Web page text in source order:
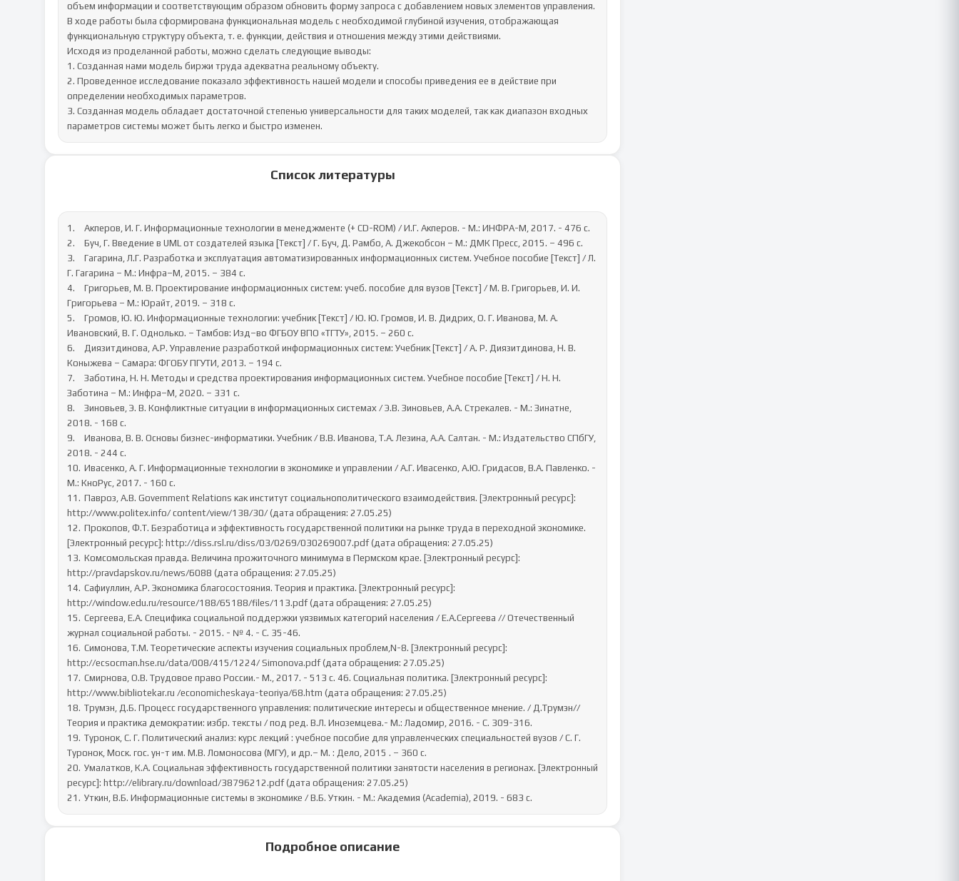
объем информации и соответствующим образом обновить форму запроса с добавлением новых элементов управления.
В ходе работы была сформирована функциональная модель с необходимой глубиной изучения, отображающая
функциональную структуру объекта, т. е. функции, действия и отношения между этими действиями.
Исходя из проделанной работы, можно сделать следующие выводы:
1. Созданная нами модель биржи труда адекватна реальному объекту.
2. Проведенное исследование показало эффективность нашей модели и способы приведения ее в действие при
определении необходимых параметров.
3. Созданная модель обладает достаточной степенью универсальности для таких моделей, так как диапазон входных
параметров системы может быть легко и быстро изменен.
Список литературы
1.	Акперов, И. Г. Информационные технологии в менеджменте (+ CD-ROM) / И.Г. Акперов. - М.: ИНФРА-М, 2017. - 476 c.
2.	Буч, Г. Введение в UML от создателей языка [Текст] / Г. Буч, Д. Рамбо, А. Джекобсон – М.: ДМК Пресс, 2015. – 496 c.
3.	Гагарина, Л.Г. Разработка и эксплуатация автоматизированных информационных систем. Учебное пособие [Текст] / Л.
Г. Гагарина – М.: Инфра–М, 2015. – 384 с.
4.	Григорьев, М. В. Проектирование информационных систем: учеб. пособие для вузов [Текст] / М. В. Григорьев, И. И.
Григорьева – М.: Юрайт, 2019. – 318 с.
5.	Громов, Ю. Ю. Информационные технологии: учебник [Текст] / Ю. Ю. Громов, И. В. Дидрих, О. Г. Иванова, М. А.
Ивановский, В. Г. Однолько. – Тамбов: Изд–во ФГБОУ ВПО «ТГТУ», 2015. – 260 с.
6.	Диязитдинова, А.Р. Управление разработкой информационных систем: Учебник [Текст] / А. Р. Диязитдинова, Н. В.
Коныжева – Самара: ФГОБУ ПГУТИ, 2013. – 194 с.
7.	Заботина, Н. Н. Методы и средства проектирования информационных систем. Учебное пособие [Текст] / Н. Н.
Заботина – М.: Инфра–М, 2020. – 331 с.
8.	Зиновьев, Э. В. Конфликтные ситуации в информационных системах / Э.В. Зиновьев, А.А. Стрекалев. - М.: Зинатне,
2018. - 168 c.
9.	Иванова, В. В. Основы бизнес-информатики. Учебник / В.В. Иванова, Т.А. Лезина, А.А. Салтан. - М.: Издательство СПбГУ,
2018. - 244 c.
10.	Ивасенко, А. Г. Информационные технологии в экономике и управлении / А.Г. Ивасенко, А.Ю. Гридасов, В.А. Павленко. -
М.: КноРус, 2017. - 160 c.
11.	Павроз, А.В. Government Relations как институт социальнополитического взаимодействия. [Электронный ресурс]:
http://www.politex.info/ content/view/138/30/ (дата обращения: 27.05.25)
12.	Прокопов, Ф.Т. Безработица и эффективность государственной политики на рынке труда в переходной экономике.
[Электронный ресурс]: http://diss.rsl.ru/diss/03/0269/030269007.pdf (дата обращения: 27.05.25)
13.	Комсомольская правда. Величина прожиточного минимума в Пермском крае. [Электронный ресурс]:
http://pravdapskov.ru/news/6088 (дата обращения: 27.05.25)
14.	Сафиуллин, А.Р. Экономика благосостояния. Теория и практика. [Электронный ресурс]:
http://window.edu.ru/resource/188/65188/files/113.pdf (дата обращения: 27.05.25)
15.	Сергеева, Е.А. Специфика социальной поддержки уязвимых категорий населения / Е.А.Сергеева // Отечественный
журнал социальной работы. - 2015. - № 4. - С. 35-46.
16.	Симонова, Т.М. Теоретические аспекты изучения социальных проблем,N-8. [Электронный ресурс]:
http://ecsocman.hse.ru/data/008/415/1224/ Simonova.pdf (дата обращения: 27.05.25)
17.	Смирнова, О.В. Трудовое право России.- М., 2017. - 513 с. 46. Социальная политика. [Электронный ресурс]:
http://www.bibliotekar.ru /economicheskaya-teoriya/68.htm (дата обращения: 27.05.25)
18.	Трумэн, Д.Б. Процесс государственного управления: политические интересы и общественное мнение. / Д.Трумэн//
Теория и практика демократии: избр. тексты / под ред. В.Л. Иноземцева.- М.: Ладомир, 2016. - С. 309-316.
19.	Туронок, С. Г. Политический анализ: курс лекций : учебное пособие для управленческих специальностей вузов / С. Г.
Туронок, Моск. гос. ун-т им. М.В. Ломоносова (МГУ), и др.– М. : Дело, 2015 . – 360 с.
20.	Умалатков, К.А. Социальная эффективность государственной политики занятости населения в регионах. [Электронный
ресурс]: http://elibrary.ru/download/38796212.pdf (дата обращения: 27.05.25)
21.	Уткин, В.Б. Информационные системы в экономике / В.Б. Уткин. - М.: Академия (Academia), 2019. - 683 c.
Подробное описание